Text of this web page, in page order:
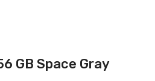
GB Space Gray